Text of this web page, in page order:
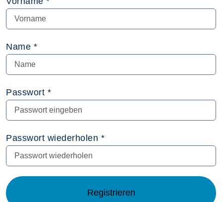
Name *
Passwort *
Passwort wiederholen *
Registrieren